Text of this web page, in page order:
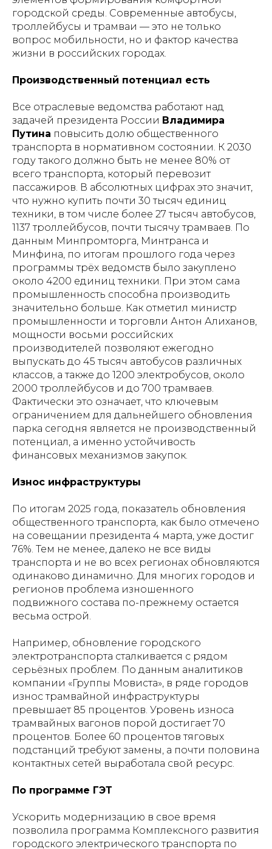
городской среды. Современные автобусы,
троллейбусы и трамваи — это не только
вопрос мобильности, но и фактор качества
жизни в российских городах.
Производственный потенциал есть
Все отраслевые ведомства работают над
задачей президента России Владимира
Путина повысить долю общественного
транспорта в нормативном состоянии. К 2030
году такого должно быть не менее 80% от
всего транспорта, который перевозит
пассажиров. В абсолютных цифрах это значит,
что нужно купить почти 30 тысяч единиц
техники, в том числе более 27 тысяч автобусов,
1137 троллейбусов, почти тысячу трамваев. По
данным Минпромторга, Минтранса и
Минфина, по итогам прошлого года через
программы трёх ведомств было закуплено
около 4200 единиц техники. При этом сама
промышленность способна производить
значительно больше. Как отметил министр
промышленности и торговли Антон Алиханов,
мощности восьми российских
производителей позволяют ежегодно
выпускать до 45 тысяч автобусов различных
классов, а также до 1200 электробусов, около
2000 троллейбусов и до 700 трамваев.
Фактически это означает, что ключевым
ограничением для дальнейшего обновления
парка сегодня является не производственный
потенциал, а именно устойчивость
финансовых механизмов закупок.
Износ инфраструктуры
По итогам 2025 года, показатель обновления
общественного транспорта, как было отмечено
на совещании президента 4 марта, уже достиг
76%. Тем не менее, далеко не все виды
транспорта и не во всех регионах обновляются
одинаково динамично. Для многих городов и
регионов проблема изношенного
подвижного состава по-прежнему остается
весьма острой.
Например, обновление городского
электротранспорта сталкивается с рядом
серьёзных проблем. По данным аналитиков
компании «Группы Мовиста», в ряде городов
износ трамвайной инфраструктуры
превышает 85 процентов. Уровень износа
трамвайных вагонов порой достигает 70
процентов. Более 60 процентов тяговых
подстанций требуют замены, а почти половина
контактных сетей выработала свой ресурс.
По программе ГЭТ
Ускорить модернизацию в свое время
позволила программа Комплексного развития
городского электрического транспорта по